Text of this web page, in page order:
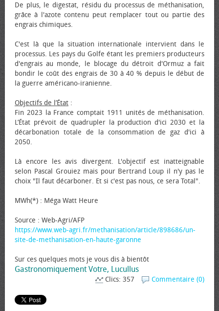
De plus, le digestat, résidu du processus de méthanisation,
grâce à l'azote contenu peut remplacer tout ou partie des
engrais chimiques.
C'est là que la situation internationale intervient dans le
processus. Les pays du Golfe étant les premiers producteurs
d'engrais au monde, le blocage du détroit d'Ormuz a fait
bondir le coût des engrais de 30 à 40 % depuis le début de
la guerre américano-iranienne.
Objectifs de l’État :
Fin 2023 la France comptait 1911 unités de méthanisation.
L’État prévoit de quadrupler la production d'ici 2030 et la
décarbonation totale de la consommation de gaz d'ici à
2050.
Là encore les avis divergent. L'objectif est inatteignable
selon Pascal Grouiez mais pour Bertrand Loup il n'y pas le
choix "Il faut décarboner. Et si c'est pas nous, ce sera Total".
MWh(*) : Méga Watt Heure
Source : Web-Agri/AFP
https://www.web-agri.fr/methanisation/article/898686/un-
site-de-methanisation-en-haute-garonne
Sur ces quelques mots je vous dis à bientôt
Gastronomiquement Votre, Lucullus
Commentaire (0)
Clics: 357